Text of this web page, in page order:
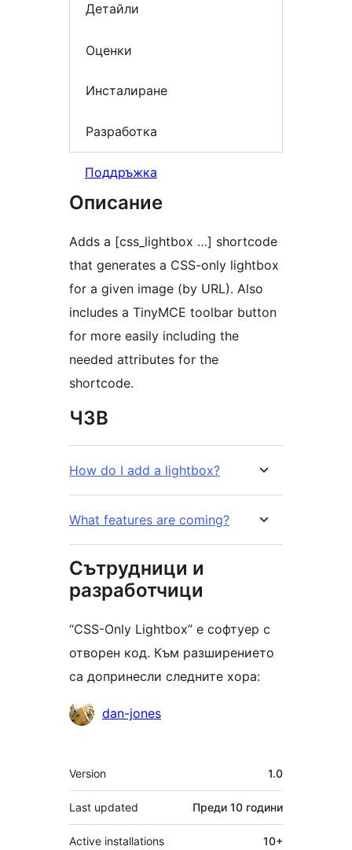
Детайли
Оценки
Инсталиране
Разработка
Поддръжка
Описание
Adds a [css_lightbox …] shortcode
that generates a CSS-only lightbox
for a given image (by URL). Also
includes a TinyMCE toolbar button
for more easily including the
needed attributes for the
shortcode.
ЧЗВ
How do I add a lightbox?
What features are coming?
Сътрудници и
разработчици
“CSS-Only Lightbox” е софтуер с
отворен код. Към разширението
са допринесли следните хора:
Сътрудници
dan-jones
Мета
Version 1.0
Last updated Преди 10 години
Active installations 10+